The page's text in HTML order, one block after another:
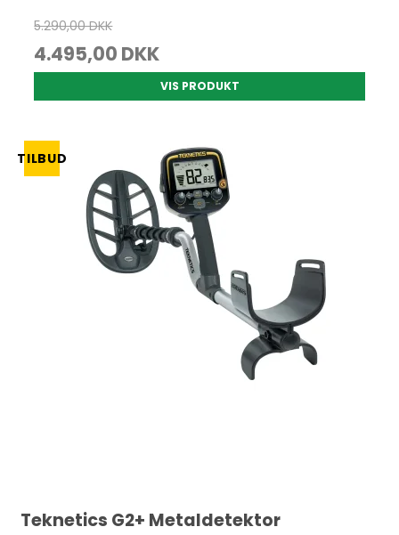
5.290,00 DKK
4.495,00 DKK
VIS PRODUKT
TILBUD
Teknetics G2+ Metaldetektor